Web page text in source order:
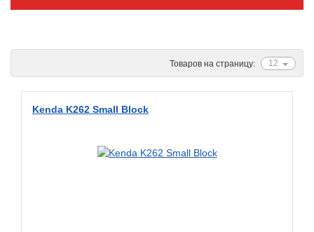
Pirelli
12
Товаров на страницу:
Kenda K262 Small Block